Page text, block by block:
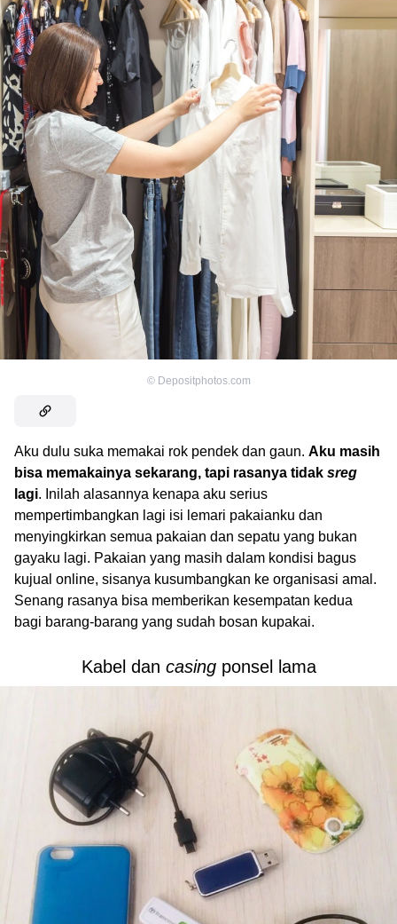
© Depositphotos.com
Aku dulu suka memakai rok pendek dan gaun. Aku masih
bisa memakainya sekarang, tapi rasanya tidak sreg
lagi. Inilah alasannya kenapa aku serius
mempertimbangkan lagi isi lemari pakaianku dan
menyingkirkan semua pakaian dan sepatu yang bukan
gayaku lagi. Pakaian yang masih dalam kondisi bagus
kujual online, sisanya kusumbangkan ke organisasi amal.
Senang rasanya bisa memberikan kesempatan kedua
bagi barang-barang yang sudah bosan kupakai.
Kabel dan casing ponsel lama